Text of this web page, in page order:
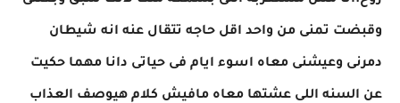
وقبضت تمنى من واحد اقل حاجه تتقال عنه انه شيطان
دمرنى وعيشنى معاه اسوء ايام فى حياتى دانا مهما حكيت
عن السنه اللى عشتها معاه مافيش كلام هيوصف العذاب